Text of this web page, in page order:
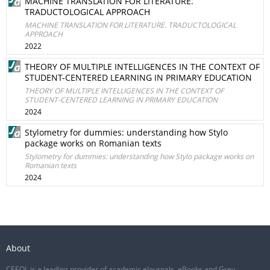
TRADUCTOLOGICAL APPROACH
MACHINE TRANSLATION FOR LITERATURE. TRADUCTOLOGICAL
APPROACH
2022
THEORY OF MULTIPLE INTELLIGENCES IN THE CONTEXT OF
STUDENT-CENTERED LEARNING IN PRIMARY EDUCATION
THEORY OF MULTIPLE INTELLIGENCES IN THE CONTEXT OF
STUDENT-CENTERED LEARNING IN PRIMARY EDUCATION
2024
Stylometry for dummies: understanding how Stylo
package works on Romanian texts
Stylometry for dummies: understanding how Stylo package works on
Romanian texts
2024
About